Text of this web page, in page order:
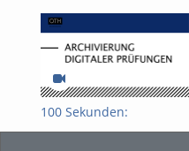
Tags: tutorial
lehre
100sek
100 Sekunden:
Archivierung digitaler